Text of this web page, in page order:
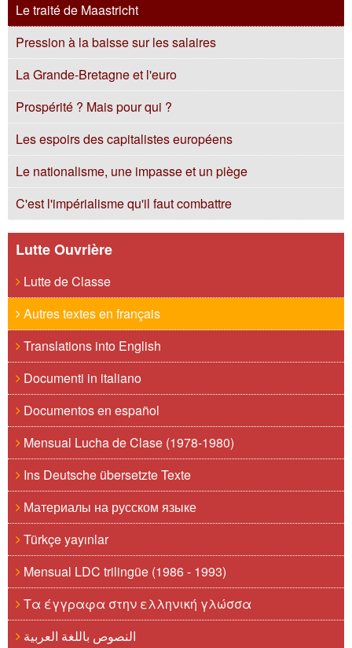
Le traité de Maastricht
Pression à la baisse sur les salaires
La Grande-Bretagne et l'euro
Prospérité ? Mais pour qui ?
Les espoirs des capitalistes européens
Le nationalisme, une impasse et un piège
C'est l'impérialisme qu'il faut combattre
Lutte Ouvrière
Lutte de Classe
Autres textes en français
Translations into English
Documenti in italiano
Documentos en español
Mensual Lucha de Clase (1978-1980)
Ins Deutsche übersetzte Texte
Материалы на русском языке
Türkçe yayınlar
Mensual LDC trilingüe (1986 - 1993)
Τα έγγραφα στην ελληνική γλώσσα
النصوص باللغة العربية